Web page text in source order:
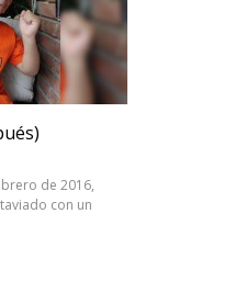
de 2016,
con un